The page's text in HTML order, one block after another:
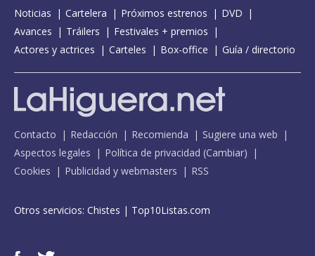
Noticias Cartelera Próximos estrenos
DVD
Avances
Tráilers
Festivales + premios
Actores y actrices
Carteles Box-office Guía / directorio
Contacto Redacción Recomienda
Sugiere una web
Aspectos legales
Política de privacidad (Cambiar)
Cookies
Publicidad y webmasters RSS
Otros servicios: Chistes | Top10Listas.com